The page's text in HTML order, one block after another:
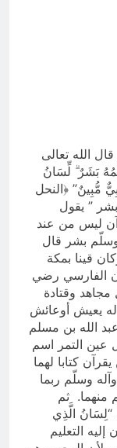
ازمة فقدان
(ازمة فقدان
يرفع علم
الله تعالى
بَشَرٌ ۗ لِّسَانُ
مُّبِينٌ” ﴿النحل
بشر ” يقول
ليس من عند
وسلّم بشر قال
قينا بمكة
الفارسي رضي
مجاهد وقتادة
له يعيش أوعائش
الله بن مسلم
عين التمر اسم
كتابا لهما
وسلّم ربما
منهما. ثم
“لِسَانُ الَّذِي
التعليم